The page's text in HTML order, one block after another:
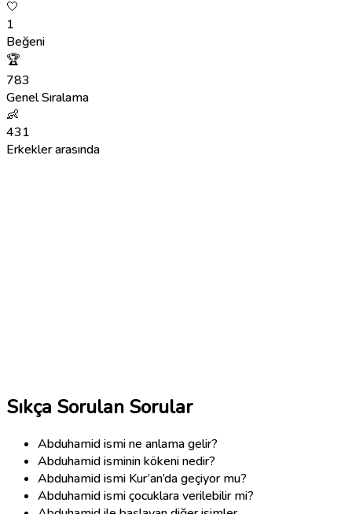
🤍
1
Beğeni
🏆
783
Genel Sıralama
👶
431
Erkekler arasında
Sıkça Sorulan Sorular
Abduhamid ismi ne anlama gelir?
Abduhamid isminin kökeni nedir?
Abduhamid ismi Kur’an’da geçiyor mu?
Abduhamid ismi çocuklara verilebilir mi?